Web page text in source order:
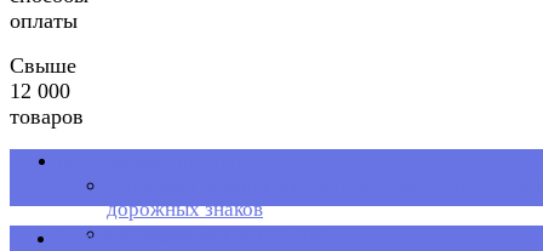
оплаты
Свыше
12 000
товаров
дорожных знаков
Стеллажи металлические
Каталог товаров